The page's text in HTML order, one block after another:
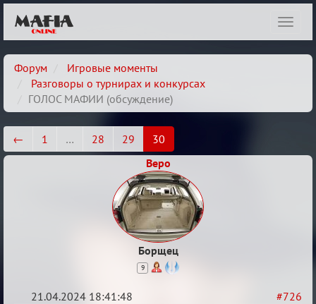
Форум
Игровые моменты
Разговоры о турнирах и конкурсах
ГОЛОС МАФИИ (обсуждение)
← 1 … 28 29
30
Веро
Борщец
9
#726
21.04.2024 18:41:48